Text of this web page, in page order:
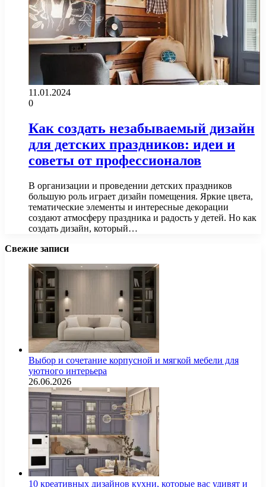
11.01.2024
0
Как создать незабываемый дизайн
для детских праздников: идеи и
советы от профессионалов
В организации и проведении детских праздников
большую роль играет дизайн помещения. Яркие цвета,
тематические элементы и интересные декорации
создают атмосферу праздника и радость у детей. Но как
создать дизайн, который…
Свежие записи
Выбор и сочетание корпусной и мягкой мебели для
уютного интерьера
26.06.2026
10 креативных дизайнов кухни, которые вас удивят и